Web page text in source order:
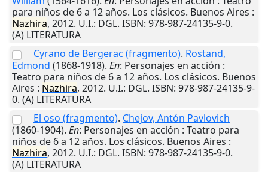
para niños de 6 a 12 años. Los clásicos. Buenos Aires :
Nazhira, 2012. U.I.: DGL. ISBN: 978-987-24135-9-0.
(A) LITERATURA
Cyrano de Bergerac (fragmento). Rostand,
Edmond (1868-1918). En: Personajes en acción :
Teatro para niños de 6 a 12 años. Los clásicos. Buenos
Aires : Nazhira, 2012. U.I.: DGL. ISBN: 978-987-24135-9-
0. (A) LITERATURA
El oso (fragmento). Chejov, Antón Pavlovich
(1860-1904). En: Personajes en acción : Teatro para
niños de 6 a 12 años. Los clásicos. Buenos Aires :
Nazhira, 2012. U.I.: DGL. ISBN: 978-987-24135-9-0.
(A) LITERATURA